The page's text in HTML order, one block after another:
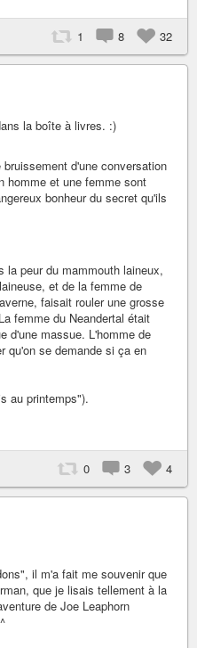
1 8 32
la boîte à livres. :)
d'une conversation
homme et une femme sont
bonheur du secret qu'ils
la peur du mammouth laineux,
et de la femme de
faisait rouler une grosse
femme du Neandertal était
d'une massue. L'homme de
qu'on se demande si ça en
au printemps").
0 3 4
il m'a fait me souvenir que
que je lisais tellement à la
de Joe Leaphorn